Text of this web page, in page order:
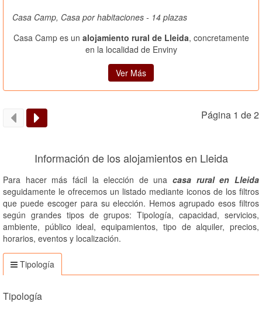
Casa Camp, Casa por habitaciones - 14 plazas
Casa Camp es un alojamiento rural de Lleida, concretamente
en la localidad de Enviny
Ver Más
Página 1 de 2
Información de los alojamientos en Lleida
Para hacer más fácil la elección de unacasa rural en Lleida
seguidamente le ofrecemos un listado mediante iconos de los filtros
que puede escoger para su elección. Hemos agrupado esos filtros
según grandes tipos de grupos: Tipología, capacidad, servicios,
ambiente, público ideal, equipamientos, tipo de alquiler, precios,
horarios, eventos y localización.
Tipología
Tipología